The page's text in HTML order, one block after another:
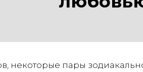
некоторые пары